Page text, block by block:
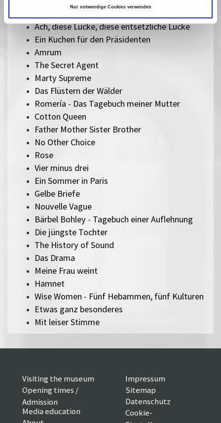
Nur notwendige Cookies verwenden
Ach, diese Lücke, diese entsetzliche Lücke
Ein Kuchen für den Präsidenten
Amrum
The Secret Agent
Marty Supreme
Das Flüstern der Wälder
Romería - Das Tagebuch meiner Mutter
Cotton Queen
Father Mother Sister Brother
No Other Choice
Rose
Vier minus drei
Ein Sommer in Paris
Gelbe Briefe
Nouvelle Vague
Bärbel Bohley - Tagebuch einer Auflehnung
Die jüngste Tochter
The History of Sound
Das Drama
Meine Frau weint
Hamnet
Wise Women - Fünf Hebammen, fünf Kulturen
Etwas ganz besonderes
Mit leiser Stimme
Visiting the museum
Opening times /
Admission
Media education
Impressum
Sitemap
Datenschutz
Cookie-